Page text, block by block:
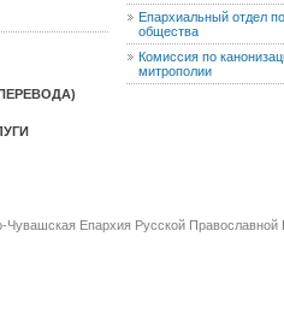
Епархиальный отдел
общества
Комиссия по
митрополии
Чувашская Епархия Русской